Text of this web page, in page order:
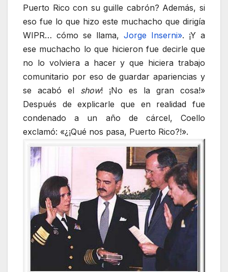
Puerto Rico con su guille cabrón? Además, si
eso fue lo que hizo este muchacho que dirigía
WIPR… cómo se llama, Jorge Inserni». ¡Y a
ese muchacho lo que hicieron fue decirle que
no lo volviera a hacer y que hiciera trabajo
comunitario por eso de guardar apariencias y
se acabó el show! ¡No es la gran cosa!»
Después de explicarle que en realidad fue
condenado a un año de cárcel, Coello
exclamó: «¿¡Qué nos pasa, Puerto Rico?!».